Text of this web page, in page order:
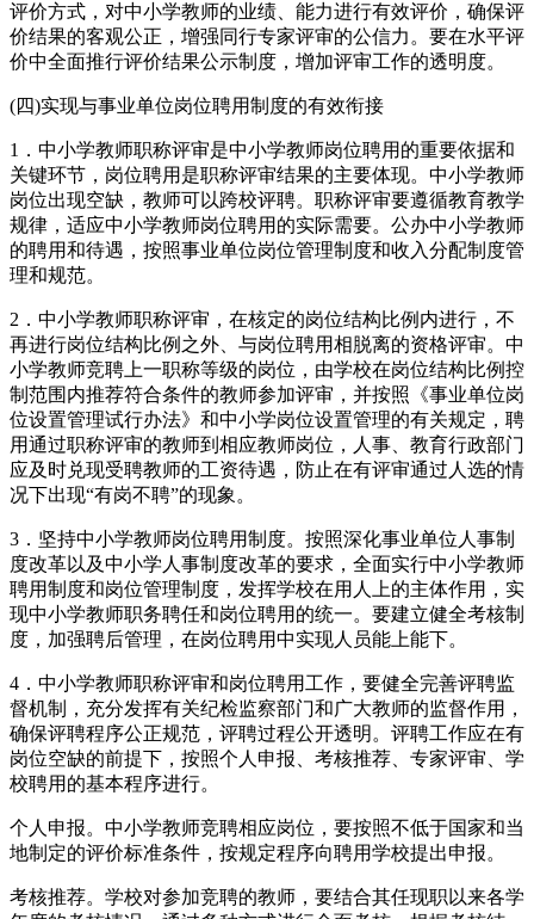
评价方式，对中小学教师的业绩、能力进行有效评价，确保评
价结果的客观公正，增强同行专家评审的公信力。要在水平评
价中全面推行评价结果公示制度，增加评审工作的透明度。
(四)实现与事业单位岗位聘用制度的有效衔接
1．中小学教师职称评审是中小学教师岗位聘用的重要依据和
关键环节，岗位聘用是职称评审结果的主要体现。中小学教师
岗位出现空缺，教师可以跨校评聘。职称评审要遵循教育教学
规律，适应中小学教师岗位聘用的实际需要。公办中小学教师
的聘用和待遇，按照事业单位岗位管理制度和收入分配制度管
理和规范。
2．中小学教师职称评审，在核定的岗位结构比例内进行，不
再进行岗位结构比例之外、与岗位聘用相脱离的资格评审。中
小学教师竞聘上一职称等级的岗位，由学校在岗位结构比例控
制范围内推荐符合条件的教师参加评审，并按照《事业单位岗
位设置管理试行办法》和中小学岗位设置管理的有关规定，聘
用通过职称评审的教师到相应教师岗位，人事、教育行政部门
应及时兑现受聘教师的工资待遇，防止在有评审通过人选的情
况下出现“有岗不聘”的现象。
3．坚持中小学教师岗位聘用制度。按照深化事业单位人事制
度改革以及中小学人事制度改革的要求，全面实行中小学教师
聘用制度和岗位管理制度，发挥学校在用人上的主体作用，实
现中小学教师职务聘任和岗位聘用的统一。要建立健全考核制
度，加强聘后管理，在岗位聘用中实现人员能上能下。
4．中小学教师职称评审和岗位聘用工作，要健全完善评聘监
督机制，充分发挥有关纪检监察部门和广大教师的监督作用，
确保评聘程序公正规范，评聘过程公开透明。评聘工作应在有
岗位空缺的前提下，按照个人申报、考核推荐、专家评审、学
校聘用的基本程序进行。
个人申报。中小学教师竞聘相应岗位，要按照不低于国家和当
地制定的评价标准条件，按规定程序向聘用学校提出申报。
考核推荐。学校对参加竞聘的教师，要结合其任现职以来各学